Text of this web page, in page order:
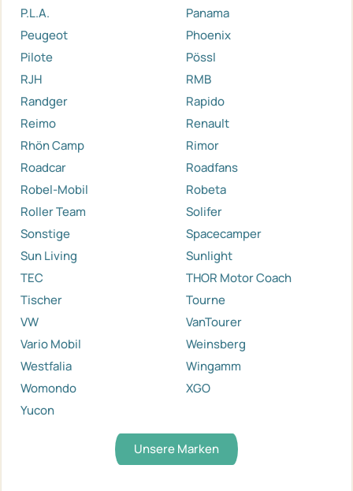
P.L.A.
Panama
Peugeot
Phoenix
Pilote
Pössl
RJH
RMB
Randger
Rapido
Reimo
Renault
Rhön Camp
Rimor
Roadcar
Roadfans
Robel-Mobil
Robeta
Roller Team
Solifer
Sonstige
Spacecamper
Sun Living
Sunlight
TEC
THOR Motor Coach
Tischer
Tourne
VW
VanTourer
Vario Mobil
Weinsberg
Westfalia
Wingamm
Womondo
XGO
Yucon
Unsere Marken